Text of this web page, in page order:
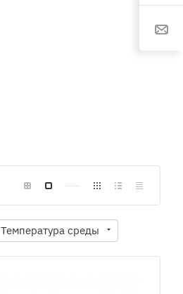
Температура среды